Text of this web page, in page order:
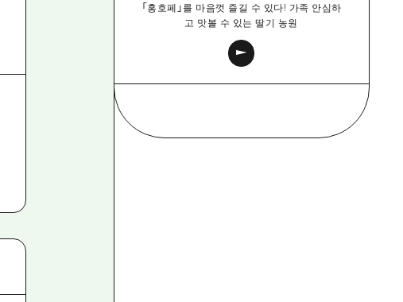
「홍호페」를 마음껏 즐길 수 있다! 가족 안심하
고 맛볼 수 있는 딸기 농원